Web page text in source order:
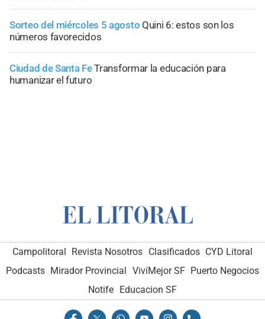
Sorteo del miércoles 5 agosto Quini 6: estos son los
números favorecidos
Ciudad de Santa FeTransformar la educación para
humanizar el futuro
Campolitoral Revista Nosotros Clasificados CYD Litoral
Podcasts Mirador Provincial VivíMejor SF Puerto Negocios
Notife
Educacion SF